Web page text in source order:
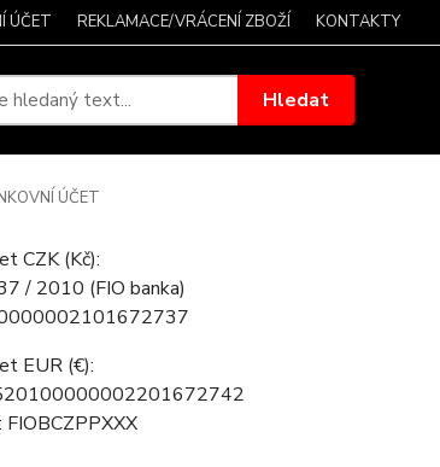
ÚČET REKLAMACE/VRÁCENÍ ZBOŽÍ KONTAKTY
Hledat
ÚČET
CZK (Kč):
/ 2010 (FIO banka)
EUR (€):